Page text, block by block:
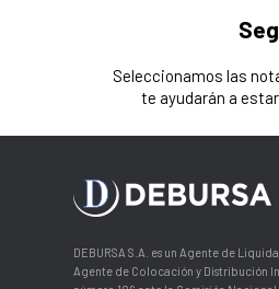
Seleccionamos las
te ayudarán a
DEBURSA S.A. es un Agente de
Agente de Colocación y Distribución